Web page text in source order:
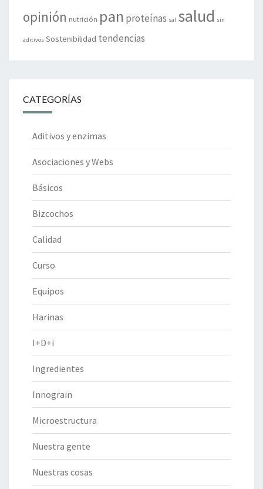
opinión nutrición pan proteínas sal salud sin
aditivos Sostenibilidad tendencias
CATEGORÍAS
Aditivos y enzimas
Asociaciones y Webs
Básicos
Bizcochos
Calidad
Curso
Equipos
Harinas
I+D+i
Ingredientes
Innograin
Microestructura
Nuestra gente
Nuestras cosas